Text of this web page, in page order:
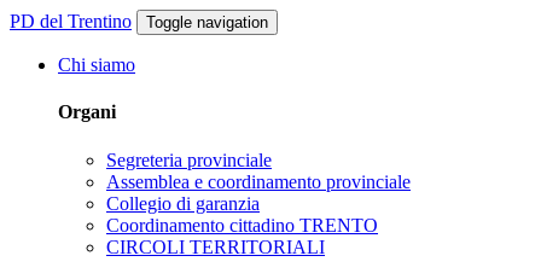
PD del Trentino Toggle navigation
Chi siamo
Organi
Segreteria provinciale
Assemblea e coordinamento provinciale
Collegio di garanzia
Coordinamento cittadino TRENTO
CIRCOLI TERRITORIALI